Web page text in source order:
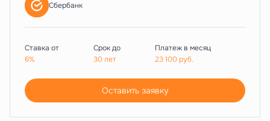
Сбербанк
Ставка от
6%
Срок до
30 лет
Платеж в месяц
23 100руб.
Оставить заявку